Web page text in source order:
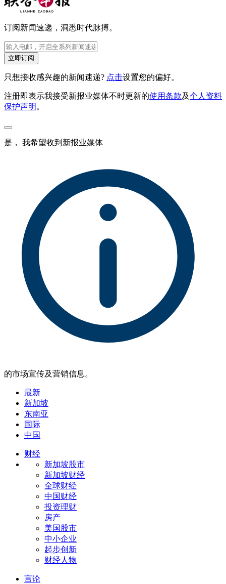
订阅新闻速递，洞悉时代脉搏。
立即订阅
只想接收感兴趣的新闻速递? 点击设置您的偏好。
注册即表示我接受新报业媒体不时更新的使用条款及个人资料
保护声明 。
是， 我希望收到新报业媒体
的市场宣传及营销信息。
最新
新加坡
东南亚
国际
中国
财经
新加坡股市
新加坡财经
全球财经
中国财经
投资理财
房产
美国股市
中小企业
起步创新
财经人物
言论